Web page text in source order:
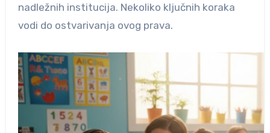
nadležnih institucija. Nekoliko ključnih koraka
vodi do ostvarivanja ovog prava.